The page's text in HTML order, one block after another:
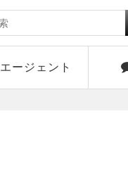
エージェント